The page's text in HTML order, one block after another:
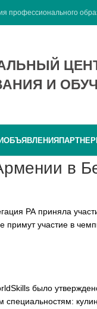
профессионального
И
ОБЪЯВЛЕНИЯ
в
РА приняла
примут участие в
было
специальностям: